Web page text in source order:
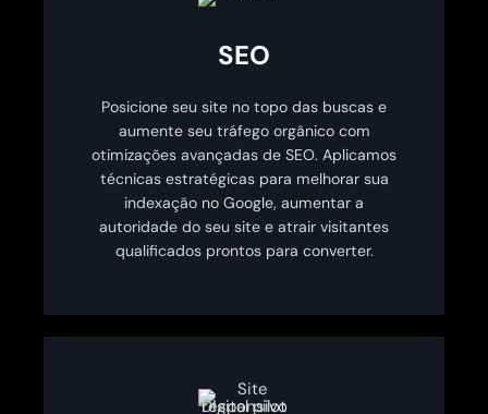
SEO
Posicione seu site no topo das buscas e
aumente seu tráfego orgânico com
otimizações avançadas de SEO. Aplicamos
técnicas estratégicas para melhorar sua
indexação no Google, aumentar a
autoridade do seu site e atrair visitantes
qualificados prontos para converter.